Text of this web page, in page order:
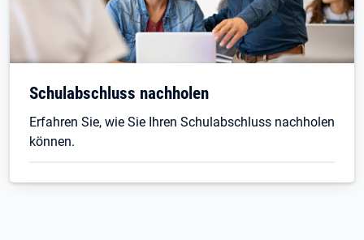
Schulabschluss nachholen
Erfahren Sie, wie Sie Ihren Schulabschluss nachholen
können.